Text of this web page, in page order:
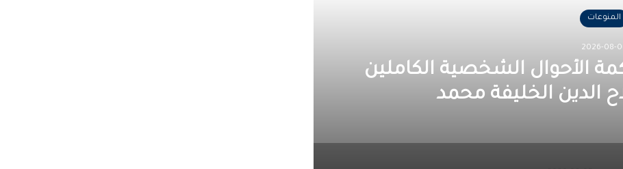
المنوعات
2026-08-
الأحوال الشخصية الكاملين
الدين الخليفة محمد